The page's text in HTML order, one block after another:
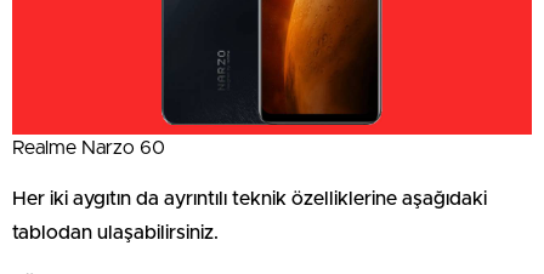
Realme Narzo 60
Her iki aygıtın da ayrıntılı teknik özelliklerine aşağıdaki
tablodan ulaşabilirsiniz.